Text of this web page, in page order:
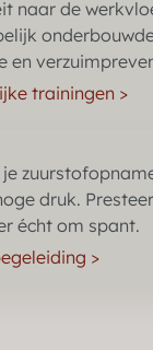
naar de
en
trainingen >
druk.
écht om spant.
>